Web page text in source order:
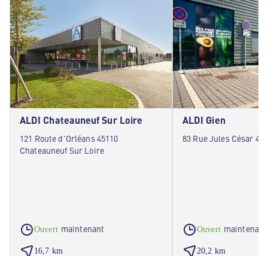
ALDI Chateauneuf Sur Loire
121 Route d'Orléans 45110
Chateauneuf Sur Loire
Ouvert maintenant
16,7 km
ALDI Gien
83 Rue Jules César
Ouvert maintenant
20,2 km